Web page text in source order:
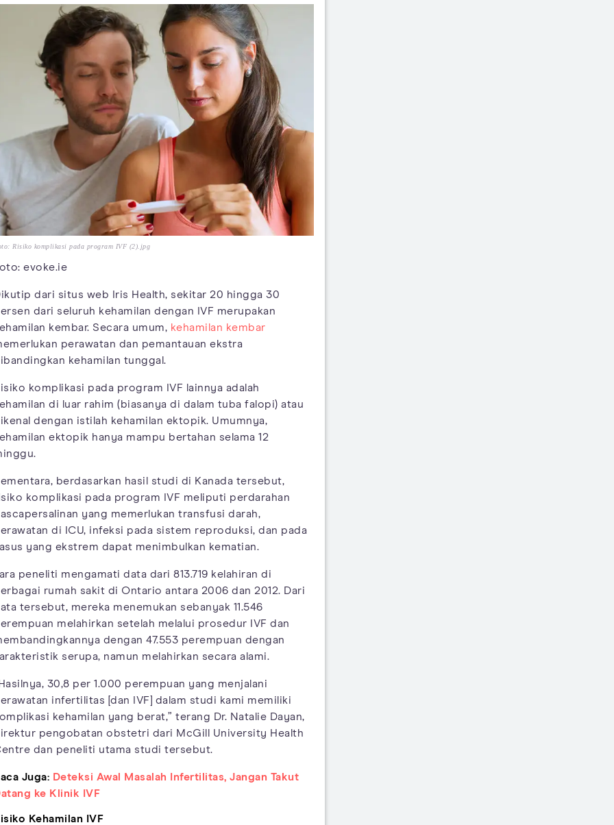
Risiko komplikasi pada program IVF (2).jpg
evoke.ie
dari situs web Iris Health, sekitar 20 hingga 30
dari seluruh kehamilan dengan IVF merupakan
kembar. Secara umum, kehamilan kembar
perawatan dan pemantauan ekstra
kehamilan tunggal.
komplikasi pada program IVF lainnya adalah
di luar rahim (biasanya di dalam tuba falopi) atau
dengan istilah kehamilan ektopik. Umumnya,
ektopik hanya mampu bertahan selama 12
berdasarkan hasil studi di Kanada tersebut,
komplikasi pada program IVF meliputi perdarahan
yang memerlukan transfusi darah,
di ICU, infeksi pada sistem reproduksi, dan pada
yang ekstrem dapat menimbulkan kematian.
peneliti mengamati data dari 813.719 kelahiran di
rumah sakit di Ontario antara 2006 dan 2012. Dari
tersebut, mereka menemukan sebanyak 11.546
melahirkan setelah melalui prosedur IVF dan
dengan 47.553 perempuan dengan
serupa, namun melahirkan secara alami.
30,8 per 1.000 perempuan yang menjalani
infertilitas [dan IVF] dalam studi kami memiliki
kehamilan yang berat,” terang Dr. Natalie Dayan,
pengobatan obstetri dari McGill University Health
dan peneliti utama studi tersebut.
Juga: Deteksi Awal Masalah Infertilitas, Jangan Takut
ke Klinik IVF
Kehamilan IVF